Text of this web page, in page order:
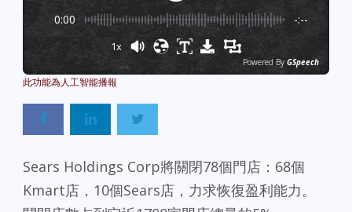
0:00 -:--
1x
Powered By GSpeech
Sears Holdings Corp將關閉78個門店：68個
Kmart店，10個Sears店，力求恢復盈利能力。